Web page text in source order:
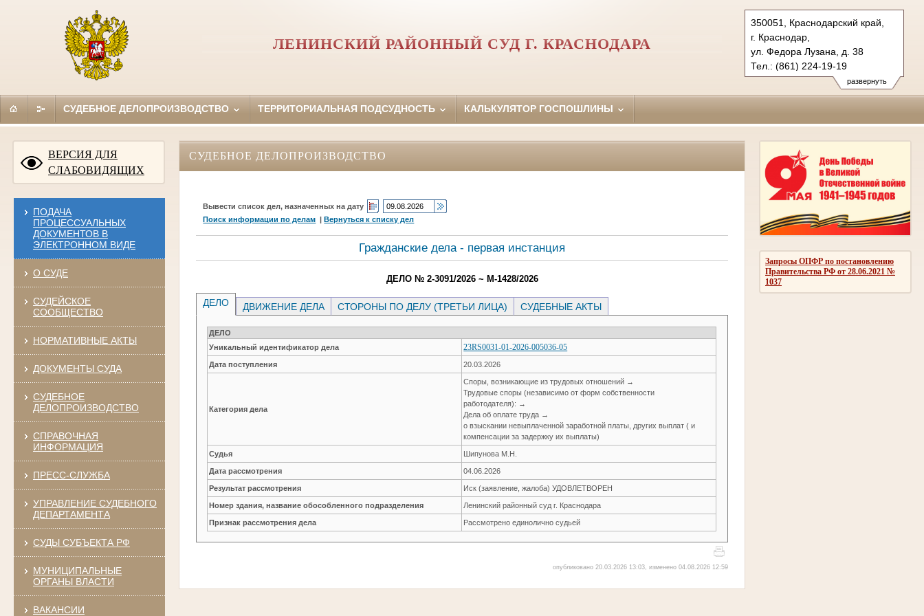
развернуть
350051, Краснодарский край,
г. Краснодар,
ул. Федора Лузана, д. 38
Тел.: (861) 224-19-19
krasnodar-leninsky.krd@sudrf.ru
ЛЕНИНСКИЙ РАЙОННЫЙ СУД Г. КРАСНОДАРА
СУДЕБНОЕ ДЕЛОПРОИЗВОДСТВО ТЕРРИТОРИАЛЬНАЯ ПОДСУДНОСТЬ КАЛЬКУЛЯТОР ГОСПОШЛИНЫ
ВЕРСИЯ ДЛЯ
СЛАБОВИДЯЩИХ
ПОДАЧА
ПРОЦЕССУАЛЬНЫХ
ДОКУМЕНТОВ В
ЭЛЕКТРОННОМ ВИДЕ
О СУДЕ
СУДЕЙСКОЕ
СООБЩЕСТВО
НОРМАТИВНЫЕ АКТЫ
ДОКУМЕНТЫ СУДА
СУДЕБНОЕ
ДЕЛОПРОИЗВОДСТВО
СПРАВОЧНАЯ
ИНФОРМАЦИЯ
ПРЕСС-СЛУЖБА
УПРАВЛЕНИЕ СУДЕБНОГО
ДЕПАРТАМЕНТА
СУДЫ СУБЪЕКТА РФ
МУНИЦИПАЛЬНЫЕ
ОРГАНЫ ВЛАСТИ
ВАКАНСИИ
Запросы ОПФР по постановлению
Правительства РФ от 28.06.2021 №
1037
СУДЕБНОЕ ДЕЛОПРОИЗВОДСТВО
Вывести список дел, назначенных на дату
Поиск информации по делам |Вернуться к списку дел
Гражданские дела - первая инстанция
ДЕЛО № 2-3091/2026 ~ М-1428/2026
ДЕЛО ДВИЖЕНИЕ ДЕЛА СТОРОНЫ ПО ДЕЛУ (ТРЕТЬИ ЛИЦА) СУДЕБНЫЕ АКТЫ
ДЕЛО
Уникальный идентификатор дела
23RS0031-01-2026-005036-05
Дата поступления 20.03.2026
Категория дела
Споры, возникающие из трудовых отношений →
Трудовые споры (независимо от форм собственности
работодателя): →
Дела об оплате труда →
о взыскании невыплаченной заработной платы, других выплат ( и
компенсации за задержку их выплаты)
Судья Шипунова М.Н.
Дата рассмотрения 04.06.2026
Результат рассмотрения Иск (заявление, жалоба) УДОВЛЕТВОРЕН
Номер здания, название обособленного подразделения Ленинский районный суд г. Краснодара
Признак рассмотрения дела Рассмотрено единолично судьей
опубликовано 20.03.2026 13:03, изменено 04.08.2026 12:59